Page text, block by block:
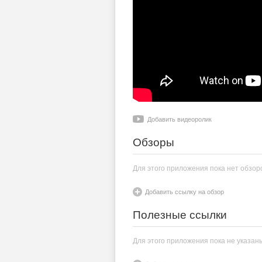
Добавить видеоролик
Обзоры
Для этого приложения пока нет
Добавить ссылку на обзор
Полезные ссылки
Для этого приложения пока не